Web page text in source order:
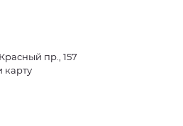
пр., 157
карту